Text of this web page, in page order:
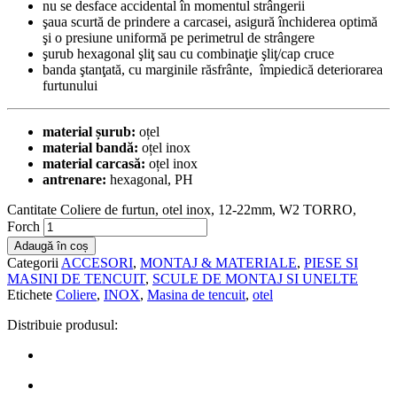
nu se desface accidental în momentul strângerii
şaua scurtă de prindere a carcasei, asigură închiderea optimă
şi o presiune uniformă pe perimetrul de strângere
şurub hexagonal şliţ sau cu combinaţie şliţ/cap cruce
banda ştanţată, cu marginile răsfrânte, împiedică deteriorarea
furtunului
material șurub: oțel
material bandă: oțel inox
material carcasă: oțel inox
antrenare: hexagonal, PH
Cantitate Coliere de furtun, otel inox, 12-22mm, W2 TORRO,
Forch
Adaugă în coș
Categorii ACCESORI, MONTAJ & MATERIALE, PIESE SI
MASINI DE TENCUIT, SCULE DE MONTAJ SI UNELTE
Etichete Coliere, INOX, Masina de tencuit, otel
Distribuie produsul: